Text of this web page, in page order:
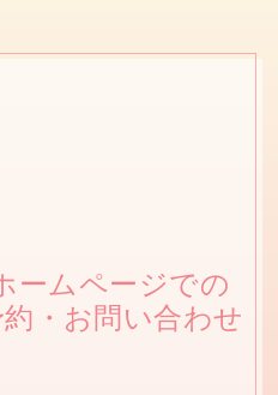
ームページでの
約・お問い合わせ